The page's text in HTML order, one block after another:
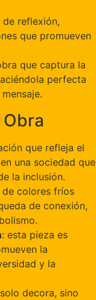
de reflexión,
que promueven
que captura la
perfecta
que refleja el
una sociedad que
la inclusión.
de colores fríos
de conexión,
: esta pieza es
la
y la
decora, sino